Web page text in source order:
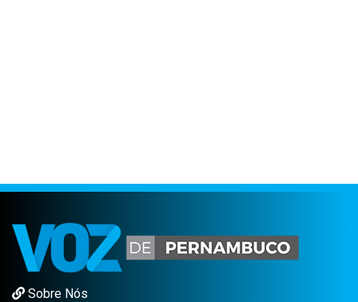
Sobre Nós